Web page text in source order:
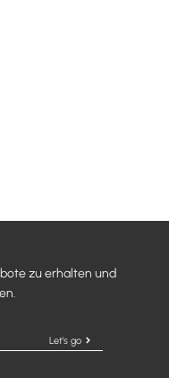
zu erhalten und
Let's go